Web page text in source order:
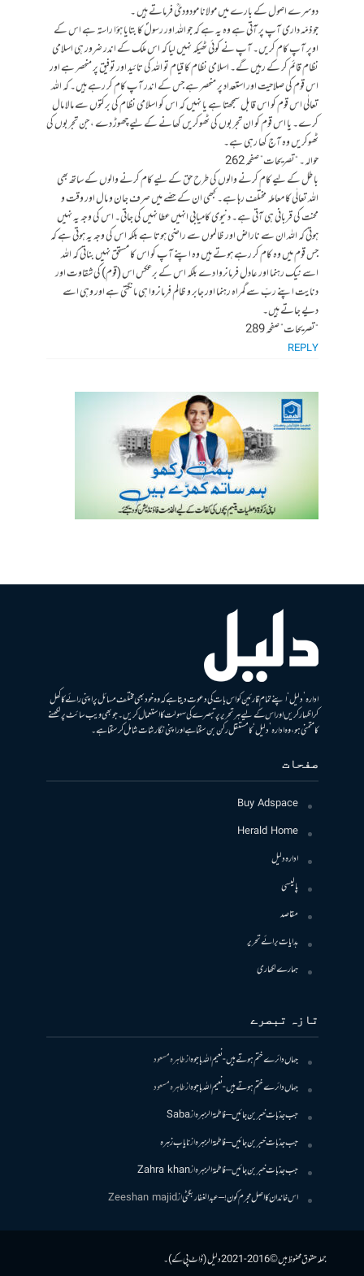
دوسرے اصول کے بارے میں مولانا مودودیؒ فرماتے ہیں ۔
جو ذمّہ داری آپ پر آتی ہے وہ یہ ہے کہ جو اللہ اور رسولؐ کا بتایا ہؤا راستہ ہے اس کے
اوپر آپ کام کریں۔ آپ نے کوئی ٹھیکہ نہیں لیا کہ اس ملک کے اندر ضرور ہی اسلامی
نظام قائم کر کے رہیں گے۔ اسلامی نظام کا قیام تو اللہ کی تائید اور توفیق پر منحصر ہے اور
اس قوم کی صلاحیت اور استعداد پر منحصر ہے جس کے اندر آپ کام کر رہے ہیں۔ کہ اللہ
تعالٰی اس قوم کو اس قابل سمجھتا ہے یا نہیں کہ اس کو اسلامی نظام کی برکتوں سے مالا مال
کرے۔ یا اس قوم کو ان تجربوں کی ٹھوکریں کھانے کے لیے چھوڑ دے ، جن تجربوں کی
ٹھوکریں وہ آج کھا رہی ہے۔
حوالہ۔ “تصریحات” صفحہ 262
باطل کے لیے کام کرنے والوں کی طرح حق کے لیے کام کرنے والوں کے ساتھ بھی
اللہ تعالٰی کا معاملہ مختلف رہا ہے۔ کبھی ان کے حصّے میں صرف جان و مال اور وقت و
محنت کی قربانی ہی آتی ہے۔ دنیوی کامیابی انہیں عطا نہیں کی جاتی۔ اس کی وجہ یہ نہیں
ہوتی کہ اللہ ان سے ناراض اور ظالموں سے راضی ہوتا ہے بلکہ اس کی وجہ یہ ہوتی ہے کہ
جس قوم میں وہ کام کر رہے ہوتے ہیں وہ اپنے آپ کو اس کا مستحق نہیں بناتی کہ اللہ
اسے نیک رہنما اور عادل فرمانروا دے بلکہ اس کے برعکس اس (قوم) کی شقاوت اور
دنایت اپنے ربّ سے گمراہ رہنما اور جابر و ظالم فرمانروا ہی مانگتی ہے اور وہی اسے
دیے جاتے ہیں۔
“تصریحات” صفحہ 289
REPLY
ادارہ ’دلیل‘ اپنے تمام قارئین کو اس بات کی دعوت دیتا ہے کہ وہ خود بھی مختلف مسائل پر اپنی رائے کا کھل
کر اظہار کریں اور اس کے لیے ہر تحریر پر تبصرے کی سہولت کا استعمال کریں۔ جو بھی ویب سائٹ پر لکھنے
کا متمنی ہو، وہ ادارہ ’دلیل‘ کا مستقل رکن بن سکتا ہے اور اپنی نگارشات شامل کرسکتا ہے۔
صفحات
Buy Adspace
Herald Home
ادارہ دلیل
پالیسی
مقاصد
ہدایات برائے تحریر
ہمارے لکھاری
تازہ تبصرے
جہاں دائرے ختم ہوتے ہیں- نعیم اللہ باجوہازطاہرہ مسعود
جہاں دائرے ختم ہوتے ہیں- نعیم اللہ باجوہازطاہرہ مسعود
جب جذبات خبر بن جائیں – فاطمۃالزہرہازSaba
جب جذبات خبر بن جائیں – فاطمۃالزہرہازنایاب زہرہ
جب جذبات خبر بن جائیں – فاطمۃالزہرہازZahra khan
اس خاندان کا اصل مجرم کون! – عبدالغفار بگٹیازZeeshan majid
جملہ حقوق محفوظ ہیں © 2016-2021 دلیل (ڈاٹ پی کے)۔